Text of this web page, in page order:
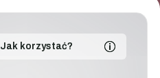
Jak korzystać?